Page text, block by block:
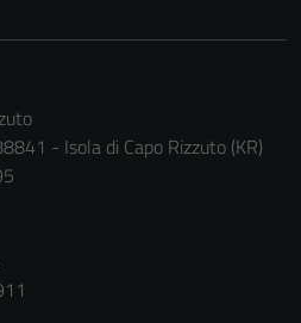
- Isola di Capo Rizzuto (KR)